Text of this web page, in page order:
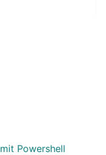
Powershell